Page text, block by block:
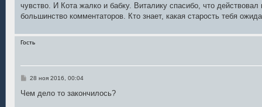
е
и
чувство. И Кота жалко и бабку. Виталику спасибо, что действовал
большинство комментаторов. Кто знает, какая старость тебя
Гость
С
о
28 ноя 2016, 00:04
Чем дело то закончилось?